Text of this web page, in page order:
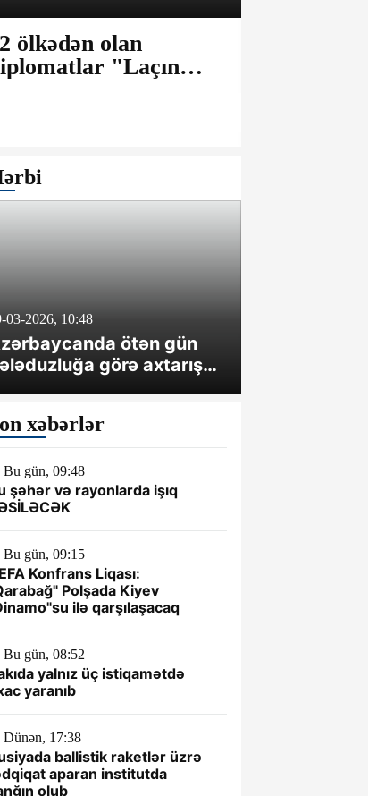
ölkədən olan
"Laçın
03-2026, 10:48
ötən gün
görə axtarışda
xəbərlər
Bu gün, 09:48
şəhər və rayonlarda işıq
Bu gün, 09:15
Konfrans Liqası:
Polşada Kiyev
ilə qarşılaşacaq
Bu gün, 08:52
yalnız üç istiqamətdə
yaranıb
Dünən, 17:38
ballistik raketlər üzrə
aparan institutda
olub